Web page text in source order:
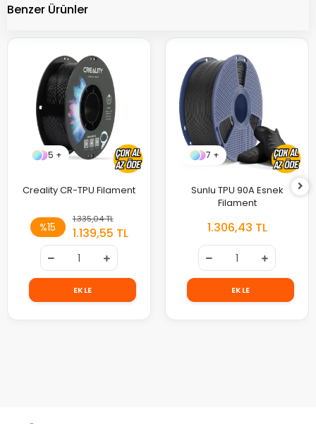
Benzer Ürünler
5 +
Creality CR-TPU Filament
%15
1.335,04 TL
1.139,55 TL
EKLE
7 +
Sunlu TPU 90A Esnek
Filament
1.306,43 TL
EKLE